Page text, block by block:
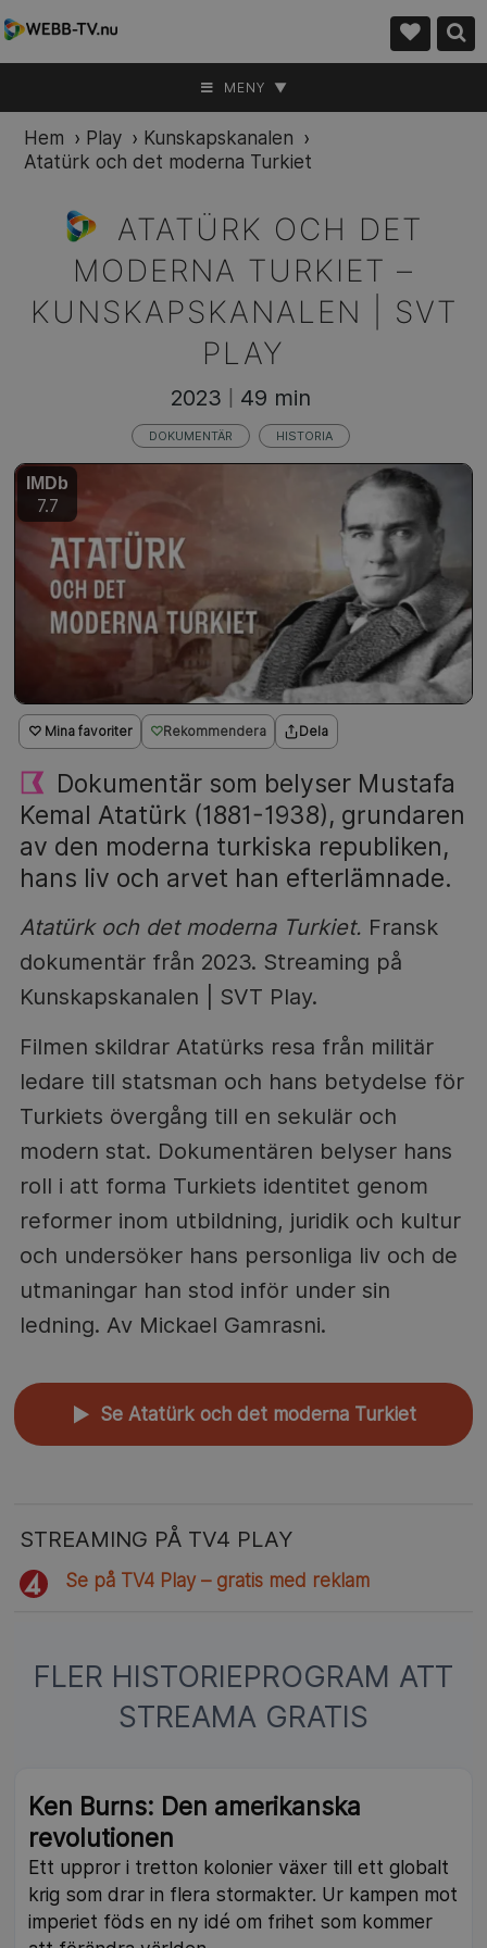
MENY ▼
Hem › Play › Kunskapskanalen ›
Atatürk och det moderna Turkiet
ATATÜRK OCH DET
MODERNA TURKIET –
KUNSKAPSKANALEN | SVT
PLAY
♡ Mina favoriter Rekommendera Dela
Dokumentär som belyser Mustafa
Kemal Atatürk (1881-1938), grundaren
av den moderna turkiska republiken,
hans liv och arvet han efterlämnade.
Atatürk och det moderna Turkiet. Fransk
dokumentär från 2023. Streaming på
Kunskapskanalen | SVT Play.
Filmen skildrar Atatürks resa från militär
ledare till statsman och hans betydelse för
Turkiets övergång till en sekulär och
modern stat. Dokumentären belyser hans
roll i att forma Turkiets identitet genom
reformer inom utbildning, juridik och kultur
och undersöker hans personliga liv och de
utmaningar han stod inför under sin
ledning. Av Mickael Gamrasni.
▲ Se Atatürk och det moderna Turkiet
STREAMING PÅ TV4 PLAY
Se på TV4 Play – gratis med reklam
2023 49 min
DOKUMENTÄR HISTORIA
IMDb
7.7
FLER HISTORIEPROGRAM ATT
STREAMA GRATIS
Ken Burns: Den amerikanska
revolutionen
Ett uppror i tretton kolonier växer till ett globalt
krig som drar in flera stormakter. Ur kampen mot
imperiet föds en ny idé om frihet som kommer